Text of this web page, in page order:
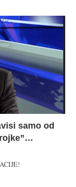
samo od